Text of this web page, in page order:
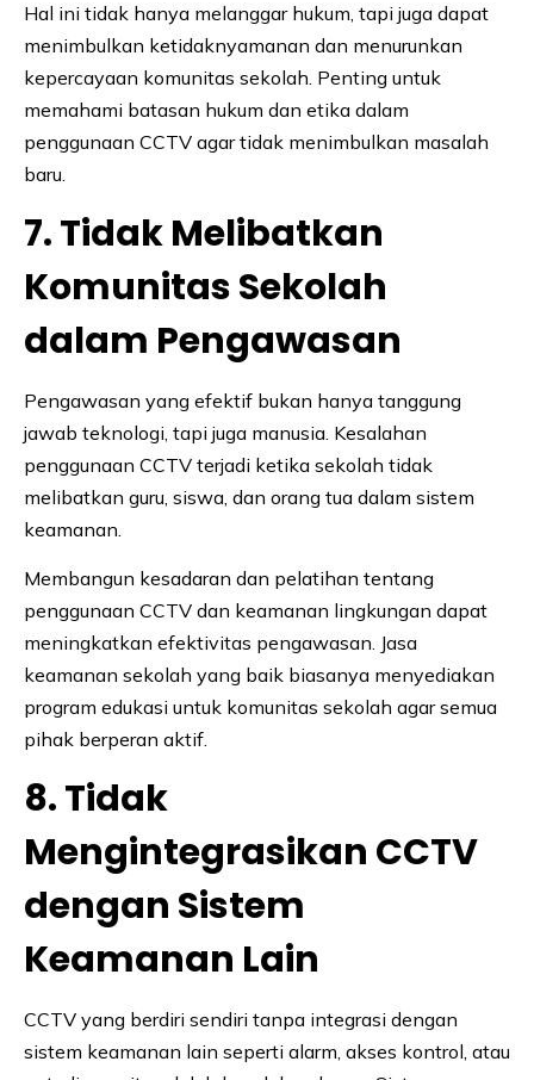
Hal ini tidak hanya melanggar hukum, tapi juga dapat
menimbulkan ketidaknyamanan dan menurunkan
kepercayaan komunitas sekolah. Penting untuk
memahami batasan hukum dan etika dalam
penggunaan CCTV agar tidak menimbulkan masalah
baru.
7. Tidak Melibatkan
Komunitas Sekolah
dalam Pengawasan
Pengawasan yang efektif bukan hanya tanggung
jawab teknologi, tapi juga manusia. Kesalahan
penggunaan CCTV terjadi ketika sekolah tidak
melibatkan guru, siswa, dan orang tua dalam sistem
keamanan.
Membangun kesadaran dan pelatihan tentang
penggunaan CCTV dan keamanan lingkungan dapat
meningkatkan efektivitas pengawasan. Jasa
keamanan sekolah yang baik biasanya menyediakan
program edukasi untuk komunitas sekolah agar semua
pihak berperan aktif.
8. Tidak
Mengintegrasikan CCTV
dengan Sistem
Keamanan Lain
CCTV yang berdiri sendiri tanpa integrasi dengan
sistem keamanan lain seperti alarm, akses kontrol, atau